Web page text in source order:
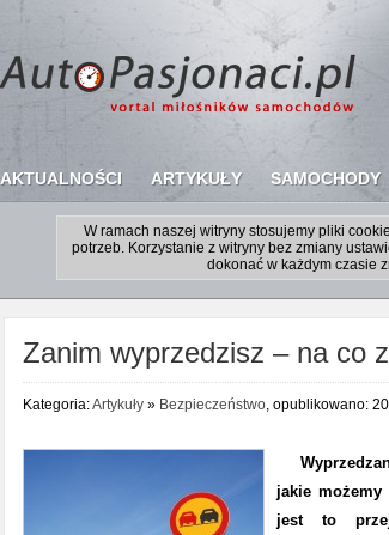
AKTUALNOŚCI ARTYKUŁY SAMOCHODY
W ramach naszej witryny stosujemy pliki
potrzeb. Korzystanie z witryny bez zmiany
dokonać w każdym czasie
Zanim wyprzedzisz – na co
Kategoria:Artykuły» Bezpieczeństwo, opublikowano:
jakie
jest to